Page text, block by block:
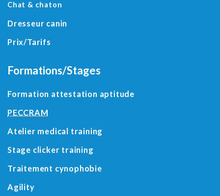
Chat & chaton
Dresseur canin
Prix/Tarifs
Formations/Stages
Formation attestation aptitude
PECCRAM
Atelier medical training
Stage clicker training
Traitement cynophobie
Agility